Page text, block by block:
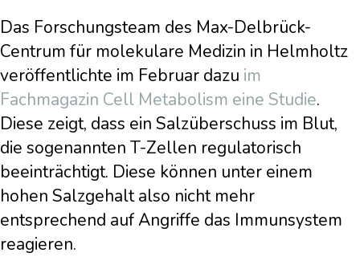
Das Forschungsteam des Max-Delbrück-
Centrum für molekulare Medizin in Helmholtz
veröffentlichte im Februar dazu im
Fachmagazin Cell Metabolism eine Studie.
Diese zeigt, dass ein Salzüberschuss im Blut,
die sogenannten T-Zellen regulatorisch
beeinträchtigt. Diese können unter einem
hohen Salzgehalt also nicht mehr
entsprechend auf Angriffe das Immunsystem
reagieren.